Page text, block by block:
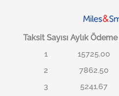
Taksit Sayısı Aylık Ödeme
1
15725.00
2
7862.50
3
5241.67